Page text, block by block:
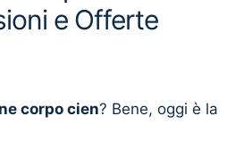
e Offerte
corpo cien? Bene, oggi è la